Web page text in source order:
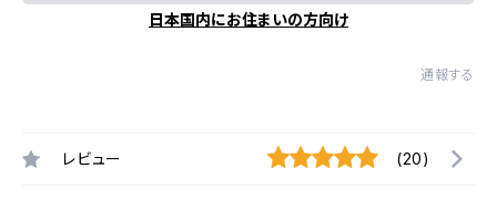
日本国内にお住まいの方向け
通報する
レビュー (20)